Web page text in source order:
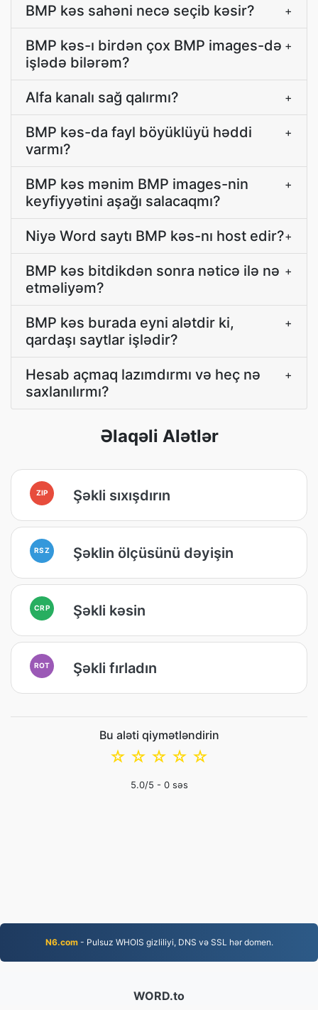
BMP kəs sahəni necə seçib kəsir? +
BMP kəs-ı birdən çox BMP images-də
işlədə bilərəm?
+
Alfa kanalı sağ qalırmı? +
BMP kəs-da fayl böyüklüyü həddi
varmı?
+
BMP kəs mənim BMP images-nin
keyfiyyətini aşağı salacaqmı?
+
Niyə Word saytı BMP kəs-nı host edir?+
BMP kəs bitdikdən sonra nəticə ilə nə
etməliyəm?
+
BMP kəs burada eyni alətdir ki,
qardaşı saytlar işlədir?
+
Hesab açmaq lazımdırmı və heç nə
saxlanılırmı?
+
Əlaqəli Alətlər
ZIP Şəkli sıxışdırın
RSZ Şəklin ölçüsünü dəyişin
CRP Şəkli kəsin
ROT Şəkli fırladın
Bu aləti qiymətləndirin
☆
☆
☆
☆
☆
5.0/5 - 0səs
N6.com- Pulsuz WHOIS gizliliyi, DNS və SSL hər domen.
WORD.to